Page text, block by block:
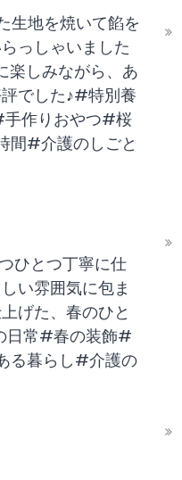
生地を焼いて餡を
っしゃいました
楽しみながら、あ
でした♪#特別養
作りおやつ#桜
間#介護のしごと
ひとつ丁寧に仕
い雰囲気に包ま
げた、春のひと
日常#春の装飾#
る暮らし#介護の